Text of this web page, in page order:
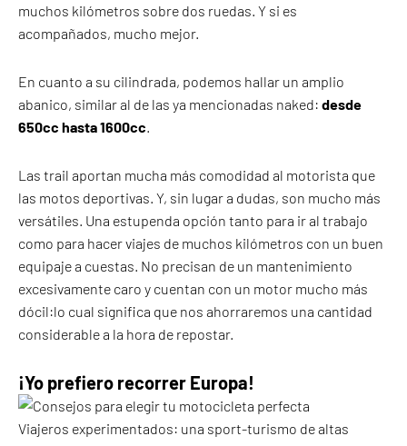
muchos kilómetros sobre dos ruedas. Y si es
acompañados, mucho mejor.
En cuanto a su cilindrada, podemos hallar un amplio
abanico, similar al de las ya mencionadas naked: desde
650cc hasta 1600cc.
Las trail aportan mucha más comodidad al motorista que
las motos deportivas. Y, sin lugar a dudas, son mucho más
versátiles. Una estupenda opción tanto para ir al trabajo
como para hacer viajes de muchos kilómetros con un buen
equipaje a cuestas. No precisan de un mantenimiento
excesivamente caro y cuentan con un motor mucho más
dócil:lo cual significa que nos ahorraremos una cantidad
considerable a la hora de repostar.
¡Yo prefiero recorrer Europa!
Viajeros experimentados: una sport-turismo de altas